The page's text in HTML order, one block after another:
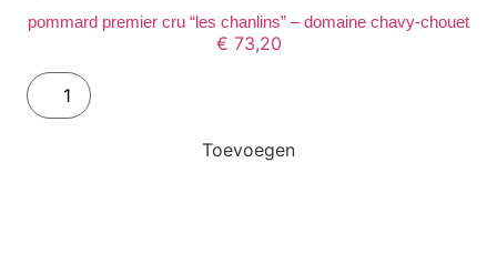
pommard premier cru “les chanlins” – domaine chavy-chouet
€ 73,20
Toevoegen